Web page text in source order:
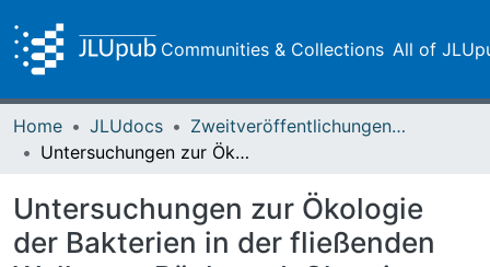
Communities & Collections All of
Home JLUdocs
Zweitveröffentlichungen (grüner Weg)
Untersuchungen zur Ökologie der Bakterien in der fließenden Welle von Bächen : I. Chemismus, Primärproduktion, CO2-Dunkelfixierung und Eintrag von partikulärem organischen Material
Untersuchungen zur Ökologie
der Bakterien in der fließenden